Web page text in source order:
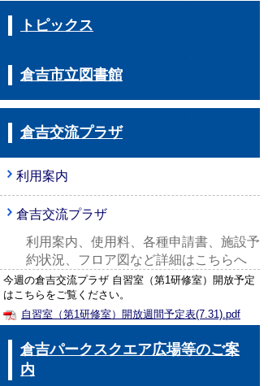
トピックス
倉吉市立図書館
倉吉交流プラザ
利用案内
倉吉交流プラザ
利用案内、使用料、各種申請書、施設予
約状況、フロア図など詳細はこちらへ
今週の倉吉交流プラザ 自習室（第1研修室）開放予定
はこちらをご覧ください。
自習室（第1研修室）開放週間予定表(7.31).pdf
倉吉パークスクエア広場等のご案
内